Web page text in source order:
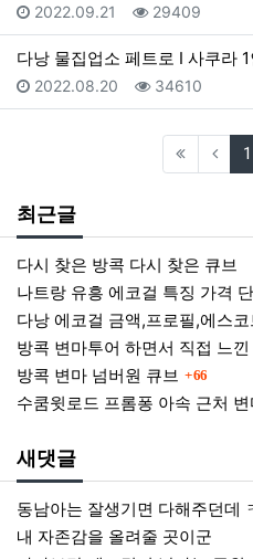
등록일
2022.09.21 조회
29409
다낭 물집업소 페트로 I 사쿠라
등록일
2022.08.20 조회
34610
1
최근글
다시 찾은 방콕 다시 찾은 큐브
다낭 에코걸 금액,프로필,에스
방콕 변마 넘버원 큐브 댓글
66
수쿰윗로드 프롬퐁 아속 근처
새댓글
동남아는 잘생기면 다해주던데
내 자존감을 올려줄 곳이군